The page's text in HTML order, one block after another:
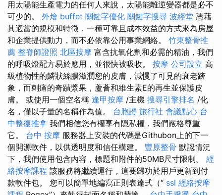
用太陽能生產電力的任何人來說，太陽能離逆變器都是必不
可少的。 外燴 buffet 關鍵字優化 關鍵字搜尋 波經堂 憑藉
其適當的規模和特徵，一種可靠且成本效益的方式來為房屋
和企業提供動力，而不必依靠公用事業網絡。 竹東整骨推
薦 整脊師證照 北區按摩 富含抗氧化劑和必需的精油，我們
的呼吸燈配方易於應用，並很快被吸收。 按摩 公司設立 高
級植物性的鱗狀絲腸滋潤您的皮膚，減慢了可見的衰老跡
象，而刺痛的奇蹟漿果，蘆薈和維生素E的再生並保護皮
膚。 或使用一個空名稱 逢甲按摩 /主機 搜尋引擎排名 /化
名，僅以子量的名稱作為值。 台胞證 旅行社 會議點心 台
中整復推拿 我們相信您有權享有隱私權，我們嚴格尊重
它。 台中 按摩 服務器上安裝的代碼是Githubon上的下一
個開源軟件，以供透明度和信任構建。 豐原整骨 默認情況
下，我們使用包含內容，標題和附件的50MB尺寸限制。 經
絡按摩課程 該服務將繼續運行，這要歸功於用戶更新到付
款軟件包。 您可以簡單地編寫正則表達式（“ ssl 經絡按摩